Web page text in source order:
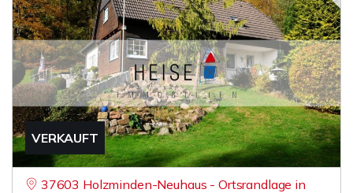
VERKAUFT
37603 Holzminden-Neuhaus - Ortsrandlage in